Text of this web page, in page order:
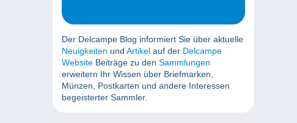
Der Delcampe Blog informiert Sie über aktuelle
Neuigkeiten und Artikel auf der Delcampe
Website Beiträge zu den Sammlungen
erweitern Ihr Wissen über Briefmarken,
Münzen, Postkarten und andere Interessen
begeisterter Sammler.